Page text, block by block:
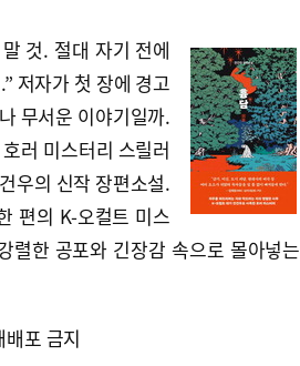
것. 절대 자기 전에
저자가 첫 장에 경고
무서운 이야기일까.
러 미스터리 스릴러
우의 신작 장편소설.
편의 K-오컬트 미스
렬한 공포와 긴장감 속으로 몰아넣는
포 금지